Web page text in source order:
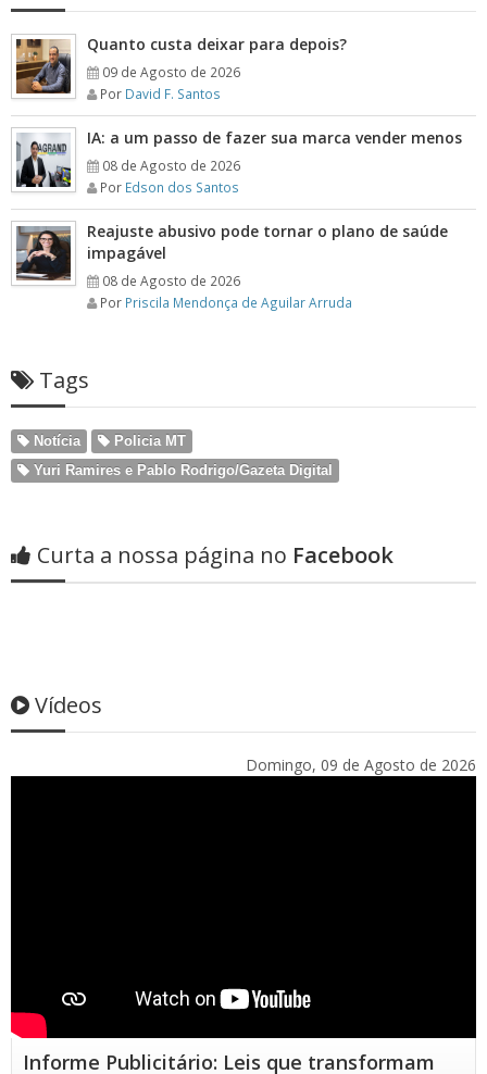
Quanto custa deixar para depois?
09 de Agosto de 2026
Por David F. Santos
IA: a um passo de fazer sua marca vender menos
08 de Agosto de 2026
Por Edson dos Santos
Reajuste abusivo pode tornar o plano de saúde
impagável
08 de Agosto de 2026
Por Priscila Mendonça de Aguilar Arruda
Tags
Notícia
Policia MT
Yuri Ramires e Pablo Rodrigo/Gazeta Digital
Curta a nossa página no Facebook
Vídeos
Domingo, 09 de Agosto de 2026
Informe Publicitário: Leis que transformam